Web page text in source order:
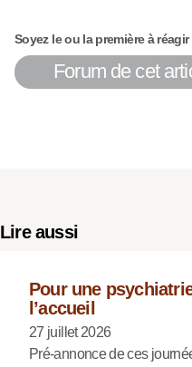
Soyez le ou la première à réagir
Forum de cet
Lire aussi
Pour une
l’accueil
27 juillet 2026
Pré-annonce de ces